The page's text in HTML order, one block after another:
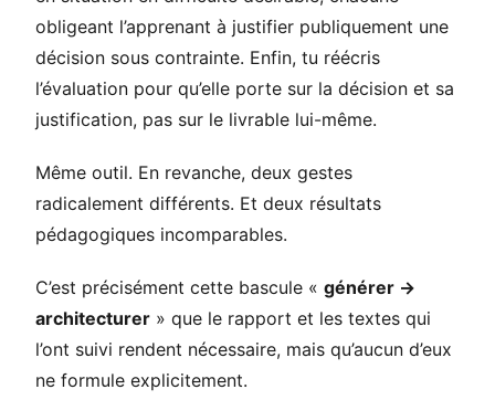
obligeant l’apprenant à justifier publiquement une
décision sous contrainte. Enfin, tu réécris
l’évaluation pour qu’elle porte sur la décision et sa
justification, pas sur le livrable lui-même.
Même outil. En revanche, deux gestes
radicalement différents. Et deux résultats
pédagogiques incomparables.
C’est précisément cette bascule « générer →
architecturer » que le rapport et les textes qui
l’ont suivi rendent nécessaire, mais qu’aucun d’eux
ne formule explicitement.